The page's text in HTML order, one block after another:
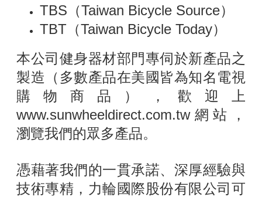
TBS（Taiwan Bicycle Source）
TBT（Taiwan Bicycle Today）
本公司健身器材部門專伺於新產品之
製造（多數產品在美國皆為知名電視
購物商品），歡迎上
www.sunwheeldirect.com.tw網站，
瀏覽我們的眾多產品。
憑藉著我們的一貫承諾、深厚經驗與
技術專精，力輪國際股份有限公司可